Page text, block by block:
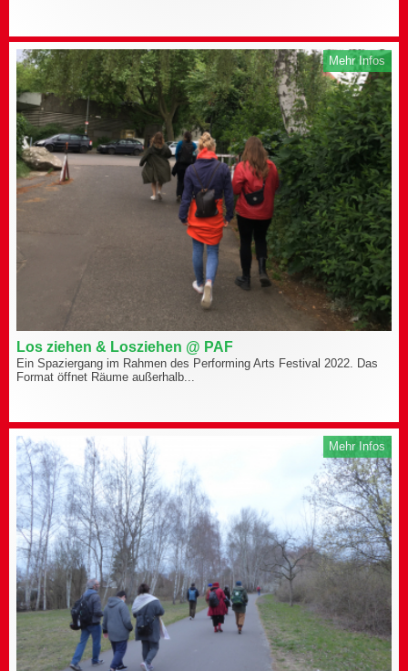
Mehr Infos
Los ziehen & Losziehen @ PAF
Ein Spaziergang im Rahmen des Performing Arts Festival 2022. Das
Format öffnet Räume außerhalb...
Mehr Infos